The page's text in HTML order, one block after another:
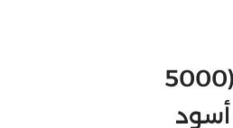
Lightning/USB-C وشحن الساعة (5000